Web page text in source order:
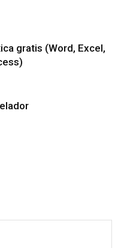
gratis (Word, Excel,